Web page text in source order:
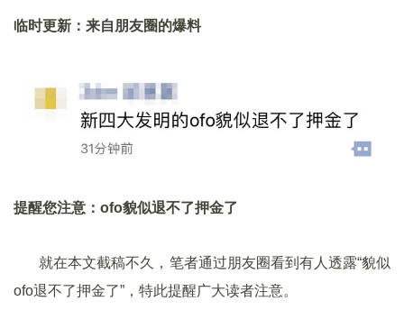
临时更新：来自朋友圈的爆料
提醒您注意：ofo貌似退不了押金了
就在本文截稿不久，笔者通过朋友圈看到有人透露“貌似
ofo退不了押金了”，特此提醒广大读者注意。